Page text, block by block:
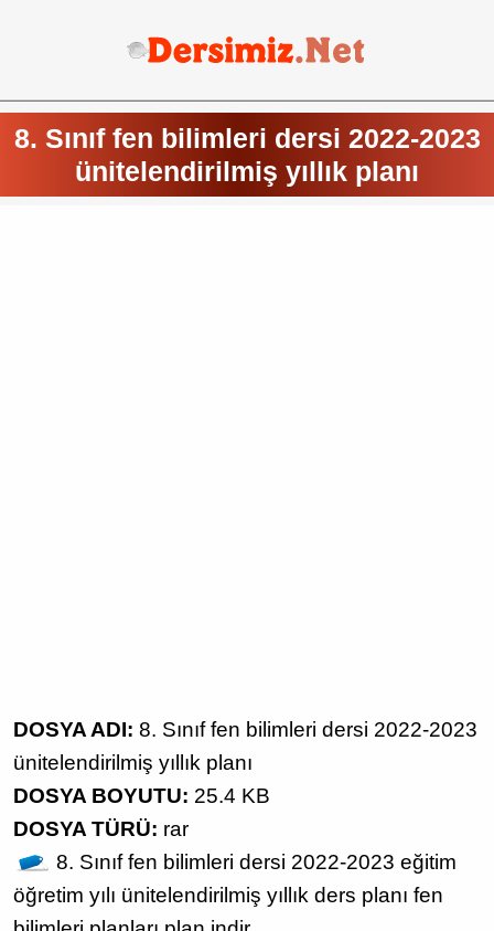
8. Sınıf fen bilimleri dersi 2022-2023
ünitelendirilmiş yıllık planı
DOSYA ADI: 8. Sınıf fen bilimleri dersi 2022-2023
ünitelendirilmiş yıllık planı
DOSYA BOYUTU: 25.4 KB
DOSYA TÜRÜ: rar
8. Sınıf fen bilimleri dersi 2022-2023 eğitim
öğretim yılı ünitelendirilmiş yıllık ders planı fen